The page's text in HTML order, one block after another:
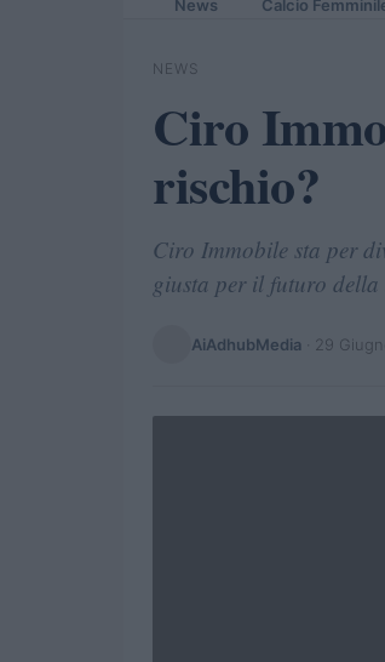
News Calcio
NEWS
Ciro
rischio?
Ciro Immobile sta per
giusta per il futuro della
AiAdhubMedia 29